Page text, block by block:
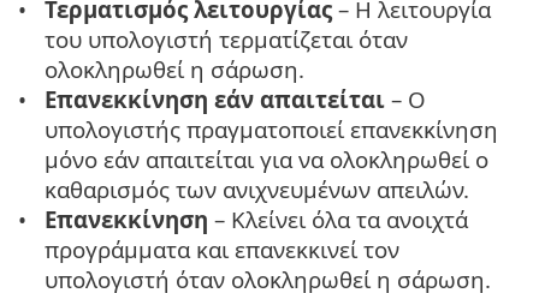
Τερματισμός λειτουργίας – Η λειτουργία
του υπολογιστή τερματίζεται όταν
ολοκληρωθεί η σάρωση.
Επανεκκίνηση εάν απαιτείται – Ο
υπολογιστής πραγματοποιεί επανεκκίνηση
μόνο εάν απαιτείται για να ολοκληρωθεί ο
καθαρισμός των ανιχνευμένων απειλών.
Επανεκκίνηση – Κλείνει όλα τα ανοιχτά
προγράμματα και επανεκκινεί τον
υπολογιστή όταν ολοκληρωθεί η σάρωση.